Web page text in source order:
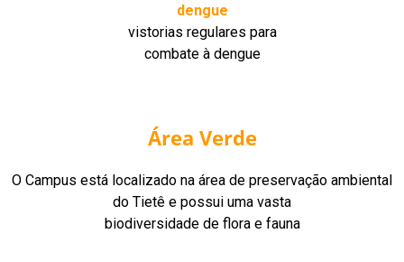
dengue
vistorias regulares para
combate à dengue
Área Verde
O Campus está localizado na área de preservação ambiental
do Tietê e possui uma vasta
biodiversidade de flora e fauna